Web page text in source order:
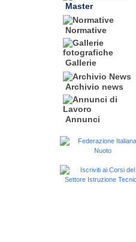
Master
Normative
Gallerie
Archivio news
Annunci